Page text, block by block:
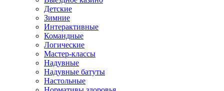
Детские
Зимние
Интерактивные
Командные
Логические
Мастер-классы
Надувные
Надувные батуты
Настольные